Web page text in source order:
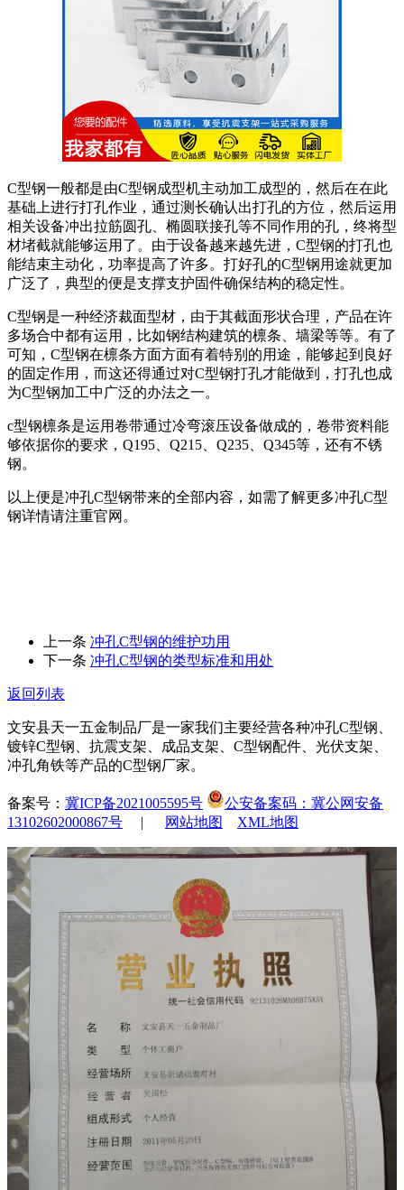
C型钢一般都是由C型钢成型机主动加工成型的，然后在在此
基础上进行打孔作业，通过测长确认出打孔的方位，然后运用
相关设备冲出拉筋圆孔、椭圆联接孔等不同作用的孔，终将型
材堵截就能够运用了。由于设备越来越先进，C型钢的打孔也
能结束主动化，功率提高了许多。打好孔的C型钢用途就更加
广泛了，典型的便是支撑支护固件确保结构的稳定性。
C型钢是一种经济裁面型材，由于其截面形状合理，产品在许
多场合中都有运用，比如钢结构建筑的檩条、墙梁等等。有了
可知，C型钢在檩条方面方面有着特别的用途，能够起到良好
的固定作用，而这还得通过对C型钢打孔才能做到，打孔也成
为C型钢加工中广泛的办法之一。
c型钢檩条是运用卷带通过冷弯滚压设备做成的，卷带资料能
够依据你的要求，Q195、Q215、Q235、Q345等，还有不锈
钢。
以上便是冲孔C型钢带来的全部内容，如需了解更多冲孔C型
钢详情请注重官网。
上一条 冲孔C型钢的维护功用
下一条 冲孔C型钢的类型标准和用处
返回列表
文安县天一五金制品厂是一家我们主要经营各种冲孔C型钢、
镀锌C型钢、抗震支架、成品支架、C型钢配件、光伏支架、
冲孔角铁等产品的C型钢厂家。
备案号： 冀ICP备2021005595号
公安备案码：冀公网安备
13102602000867号 | 网站地图 XML地图